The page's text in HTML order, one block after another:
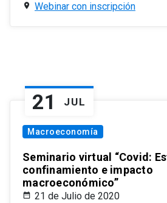
Webinar con inscripción
21 JUL
Macroeconomía
Seminario virtual “Covid:
confinamiento e impacto
macroeconómico”
21 de Julio de 2020